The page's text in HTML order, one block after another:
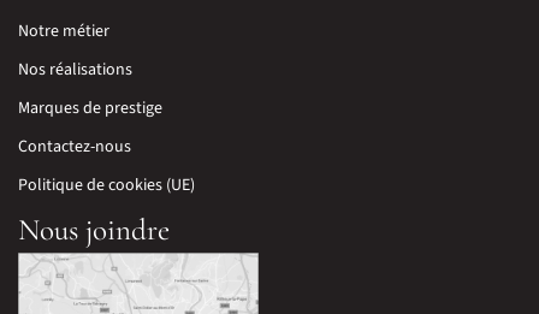
Notre métier
Nos réalisations
Marques de prestige
Contactez-nous
Politique de cookies (UE)
Nous joindre